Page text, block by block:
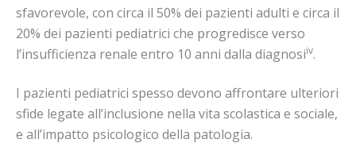
sfavorevole, con circa il 50% dei pazienti adulti e circa il
20% dei pazienti pediatrici che progredisce verso
l’insufficienza renale entro 10 anni dalla diagnosiiv.
I pazienti pediatrici spesso devono affrontare ulteriori
sfide legate all’inclusione nella vita scolastica e sociale,
e all’impatto psicologico della patologia.